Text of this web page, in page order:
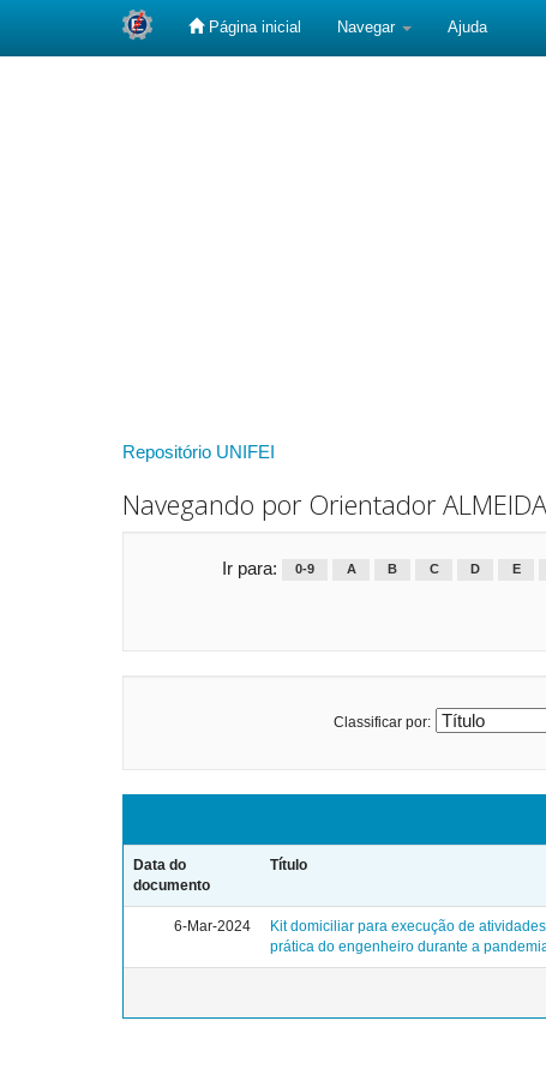
Página inicial Navegar Ajuda
Repositório UNIFEI
Navegando por Orientador
Ir para: 0-9 A B C D E
Classificar por:
Data do
documento
Título
6-Mar-2024
Kit domiciliar para execução de
prática do engenheiro durante a